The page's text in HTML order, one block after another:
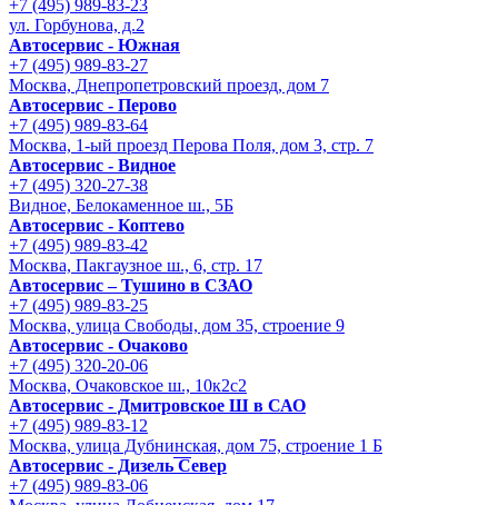
+7 (495) 989-83-23
ул. Горбунова, д.2
Автосервис - Южная
+7 (495) 989-83-27
Москва, Днепропетровский проезд, дом 7
Автосервис - Перово
+7 (495) 989-83-64
Москва, 1-ый проезд Перова Поля, дом 3, стр. 7
Автосервис - Видное
+7 (495) 320-27-38
Видное, Белокаменное ш., 5Б
Автосервис - Коптево
+7 (495) 989-83-42
Москва, Пакгаузное ш., 6, стр. 17
Автосервис – Тушино в СЗАО
+7 (495) 989-83-25
Москва, улица Свободы, дом 35, строение 9
Автосервис - Очаково
+7 (495) 320-20-06
Москва, Очаковское ш., 10к2с2
Автосервис - Дмитровское Ш в САО
+7 (495) 989-83-12
Москва, улица Дубнинская, дом 75, строение 1 Б
Автосервис - Дизель Север
+7 (495) 989-83-06